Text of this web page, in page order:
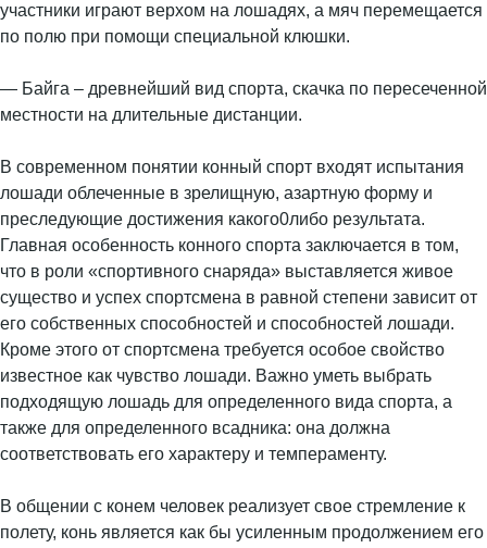
участники играют верхом на лошадях, а мяч перемещается
по полю при помощи специальной клюшки.
— Байга – древнейший вид спорта, скачка по пересеченной
местности на длительные дистанции.
В современном понятии конный спорт входят испытания
лошади облеченные в зрелищную, азартную форму и
преследующие достижения какого0либо результата.
Главная особенность конного спорта заключается в том,
что в роли «спортивного снаряда» выставляется живое
существо и успех спортсмена в равной степени зависит от
его собственных способностей и способностей лошади.
Кроме этого от спортсмена требуется особое свойство
известное как чувство лошади. Важно уметь выбрать
подходящую лошадь для определенного вида спорта, а
также для определенного всадника: она должна
соответствовать его характеру и темпераменту.
В общении с конем человек реализует свое стремление к
полету, конь является как бы усиленным продолжением его